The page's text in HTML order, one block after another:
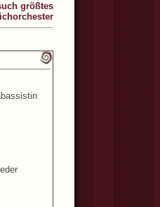
größtes